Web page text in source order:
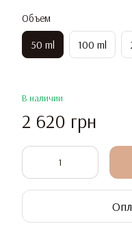
Объем
50 ml 100 ml
В наличии
2 620 грн